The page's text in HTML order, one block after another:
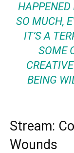
SO MUCH,
IT’S A
SOME
BEING
Stream:
Wounds